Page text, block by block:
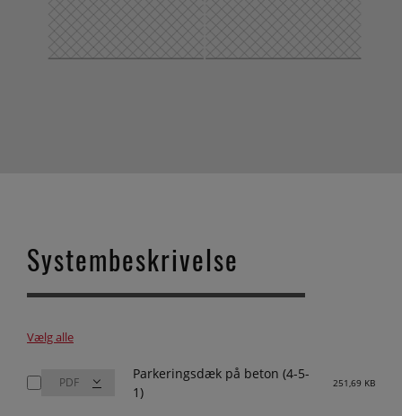
Systembeskrivelse
Vælg alle
Parkeringsdæk på beton (4-5-
1)
251,69 KB